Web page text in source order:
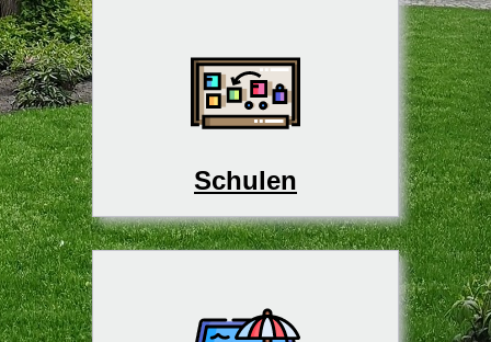
Schulen